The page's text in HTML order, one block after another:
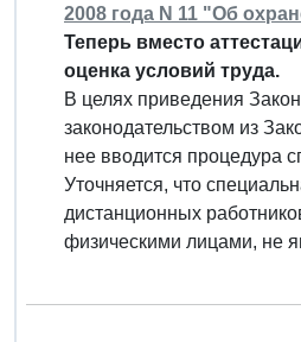
2008 года N 11 "Об
Теперь вместо
оценка условий труда.
В целях приведения
законодательством из
нее вводится процедура
Уточняется, что
дистанционных
физическими лицами, не